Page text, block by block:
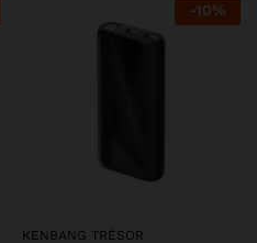
-10%
KENBANG TRÉSOR